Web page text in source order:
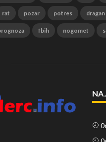
rat pozar potres
fbih nogomet